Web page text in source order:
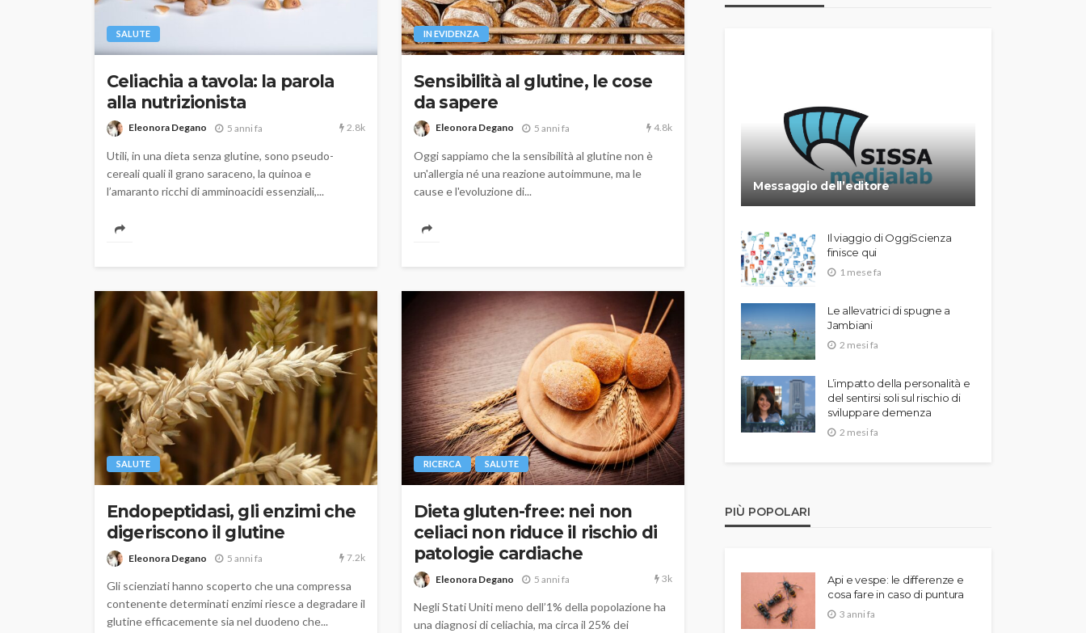
SALUTE
Celiachia a tavola: la parola
alla nutrizionista
Eleonora Degano 5 anni fa 2.8k
Utili, in una dieta senza glutine, sono pseudo-
cereali quali il grano saraceno, la quinoa e
l’amaranto ricchi di amminoacidi essenziali,...
IN EVIDENZA
Sensibilità al glutine, le cose
da sapere
Eleonora Degano 5 anni fa 4.8k
Oggi sappiamo che la sensibilità al glutine non è
un'allergia né una reazione autoimmune, ma le
cause e l'evoluzione di...
SALUTE
Endopeptidasi, gli enzimi che
digeriscono il glutine
Eleonora Degano 5 anni fa 7.2k
Gli scienziati hanno scoperto che una compressa
contenente determinati enzimi riesce a degradare il
glutine efficacemente sia nel duodeno che...
RICERCA SALUTE
Dieta gluten-free: nei non
celiaci non riduce il rischio di
patologie cardiache
Eleonora Degano 5 anni fa 3k
Negli Stati Uniti meno dell’1% della popolazione ha
una diagnosi di celiachia, ma circa il 25% dei
Messaggio dell’editore
Il viaggio di OggiScienza
finisce qui
1 mese fa
Le allevatrici di spugne a
Jambiani
2 mesi fa
L’impatto della personalità e
del sentirsi soli sul rischio di
sviluppare demenza
2 mesi fa
PIÙ POPOLARI
Api e vespe: le differenze e
cosa fare in caso di puntura
3 anni fa